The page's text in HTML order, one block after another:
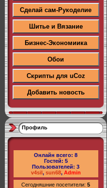
Сделай сам-Рукоделие
Шитье и Вязание
Бизнес-Экономиика
Обои
Скрипты для uCoz
Добавить новость
Профиль
Онлайн всего: 8
Гостей: 5
Пользователей: 3
v4sil, sun68, Admin
Сегодняшние посетители: 5